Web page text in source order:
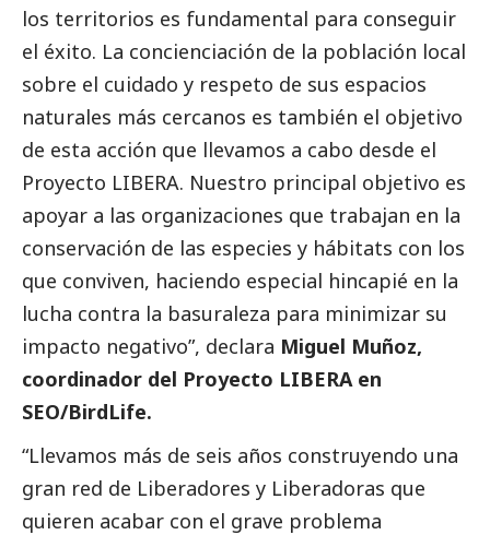
los territorios es fundamental para conseguir
el éxito. La concienciación de la población local
sobre el cuidado y respeto de sus espacios
naturales más cercanos es también el objetivo
de esta acción que llevamos a cabo desde el
Proyecto LIBERA. Nuestro principal objetivo es
apoyar a las organizaciones que trabajan en la
conservación de las especies y hábitats con los
que conviven, haciendo especial hincapié en la
lucha contra la basuraleza para minimizar su
impacto negativo”, declara Miguel Muñoz,
coordinador del Proyecto LIBERA en
SEO/BirdLife.
“Llevamos más de seis años construyendo una
gran red de Liberadores y Liberadoras que
quieren acabar con el grave problema